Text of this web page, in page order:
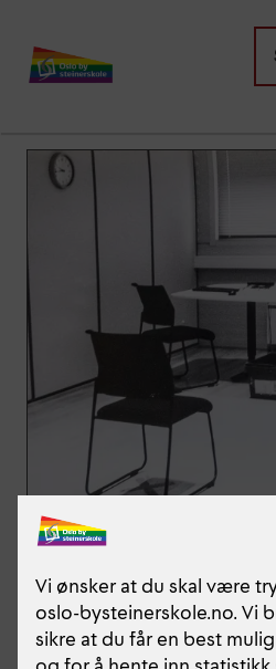
Info til
Vaksine til Vg1